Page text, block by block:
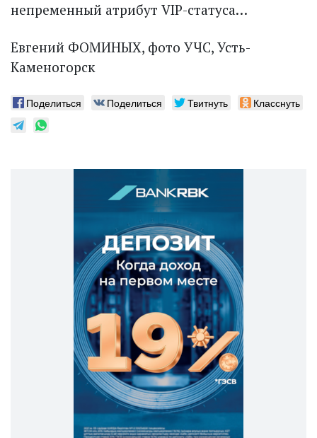
непременный атрибут VIP-статуса…
Евгений ФОМИНЫХ, фото УЧС, Усть-
Каменогорск
Поделиться Поделиться Твитнуть Класснуть